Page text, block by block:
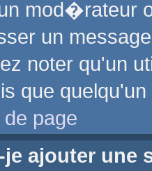
mod�rateur
un
noter qu'un
que
page
ajouter une